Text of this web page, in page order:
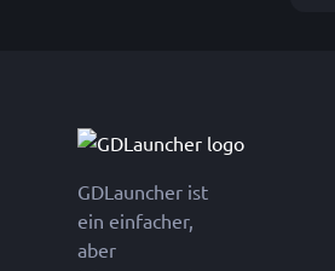
GDLauncher ist
ein einfacher,
aber